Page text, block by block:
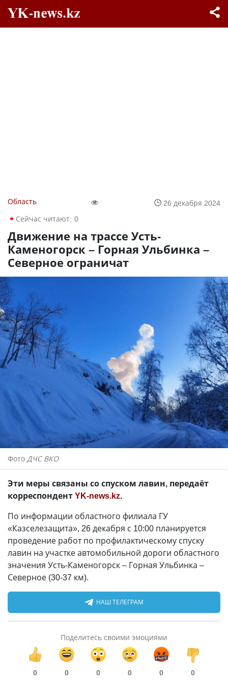
Область
26 декабря 2024
Сейчас читают: 0
Движение на трассе Усть-
Каменогорск – Горная Ульбинка –
Северное ограничат
Фото ДЧС ВКО
Эти меры связаны со спуском лавин, передаёт
корреспондентYK-news.kz.
По информации областного филиала ГУ
«Казселезащита», 26 декабря с 10:00 планируется
проведение работ по профилактическому спуску
лавин на участке автомобильной дороги областного
значения Усть-Каменогорск – Горная Ульбинка –
Северное (30-37 км).
НАШ ТЕЛЕГРАМ
Поделитесь своими эмоциями
0 0 0 0 0 0